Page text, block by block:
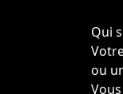
Qui
ou